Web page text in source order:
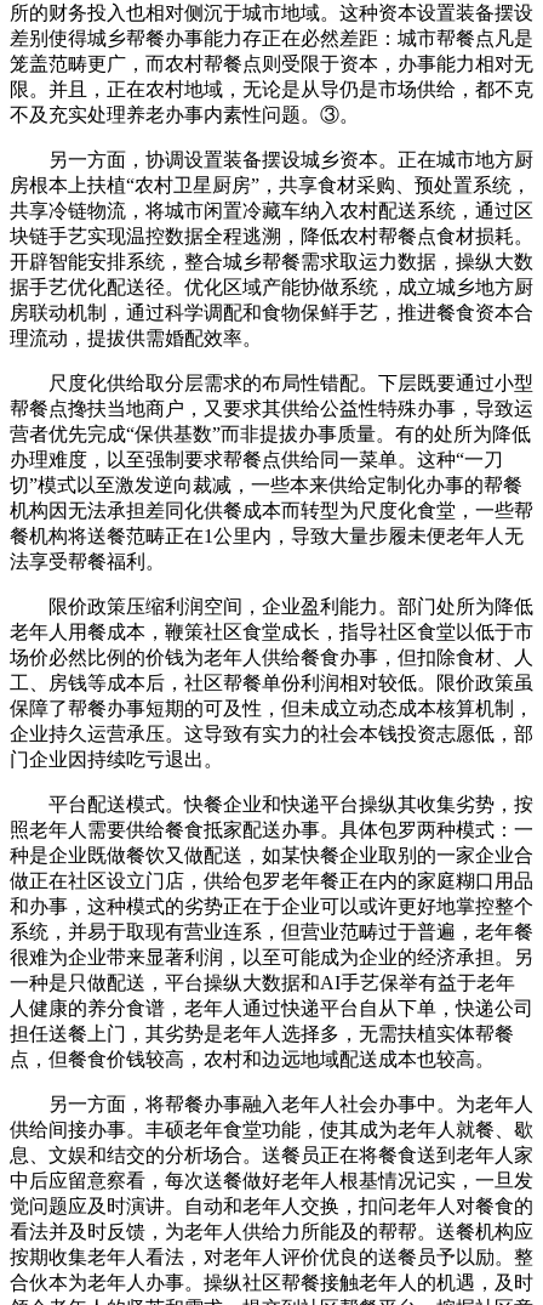
所的财务投入也相对侧沉于城市地域。这种资本设置装备摆设
差别使得城乡帮餐办事能力存正在必然差距：城市帮餐点凡是
笼盖范畴更广，而农村帮餐点则受限于资本，办事能力相对无
限。并且，正在农村地域，无论是从导仍是市场供给，都不克
不及充实处理养老办事内素性问题。③。
另一方面，协调设置装备摆设城乡资本。正在城市地方厨
房根本上扶植“农村卫星厨房”，共享食材采购、预处置系统，
共享冷链物流，将城市闲置冷藏车纳入农村配送系统，通过区
块链手艺实现温控数据全程逃溯，降低农村帮餐点食材损耗。
开辟智能安排系统，整合城乡帮餐需求取运力数据，操纵大数
据手艺优化配送径。优化区域产能协做系统，成立城乡地方厨
房联动机制，通过科学调配和食物保鲜手艺，推进餐食资本合
理流动，提拔供需婚配效率。
尺度化供给取分层需求的布局性错配。下层既要通过小型
帮餐点搀扶当地商户，又要求其供给公益性特殊办事，导致运
营者优先完成“保供基数”而非提拔办事质量。有的处所为降低
办理难度，以至强制要求帮餐点供给同一菜单。这种“一刀
切”模式以至激发逆向裁减，一些本来供给定制化办事的帮餐
机构因无法承担差同化供餐成本而转型为尺度化食堂，一些帮
餐机构将送餐范畴正在1公里内，导致大量步履未便老年人无
法享受帮餐福利。
限价政策压缩利润空间，企业盈利能力。部门处所为降低
老年人用餐成本，鞭策社区食堂成长，指导社区食堂以低于市
场价必然比例的价钱为老年人供给餐食办事，但扣除食材、人
工、房钱等成本后，社区帮餐单份利润相对较低。限价政策虽
保障了帮餐办事短期的可及性，但未成立动态成本核算机制，
企业持久运营承压。这导致有实力的社会本钱投资志愿低，部
门企业因持续吃亏退出。
平台配送模式。快餐企业和快递平台操纵其收集劣势，按
照老年人需要供给餐食抵家配送办事。具体包罗两种模式：一
种是企业既做餐饮又做配送，如某快餐企业取别的一家企业合
做正在社区设立门店，供给包罗老年餐正在内的家庭糊口用品
和办事，这种模式的劣势正在于企业可以或许更好地掌控整个
系统，并易于取现有营业连系，但营业范畴过于普遍，老年餐
很难为企业带来显著利润，以至可能成为企业的经济承担。另
一种是只做配送，平台操纵大数据和AI手艺保举有益于老年
人健康的养分食谱，老年人通过快递平台自从下单，快递公司
担任送餐上门，其劣势是老年人选择多，无需扶植实体帮餐
点，但餐食价钱较高，农村和边远地域配送成本也较高。
另一方面，将帮餐办事融入老年人社会办事中。为老年人
供给间接办事。丰硕老年食堂功能，使其成为老年人就餐、歇
息、文娱和结交的分析场合。送餐员正在将餐食送到老年人家
中后应留意察看，每次送餐做好老年人根基情况记实，一旦发
觉问题应及时演讲。自动和老年人交换，扣问老年人对餐食的
看法并及时反馈，为老年人供给力所能及的帮帮。送餐机构应
按期收集老年人看法，对老年人评价优良的送餐员予以励。整
合伙本为老年人办事。操纵社区帮餐接触老年人的机遇，及时